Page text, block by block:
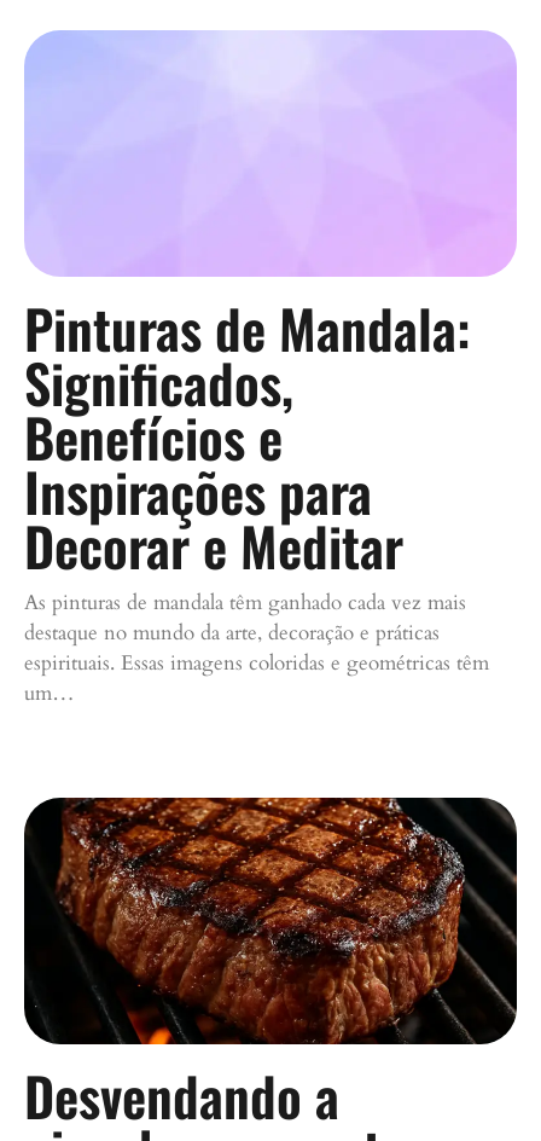
Pinturas de Mandala:
Significados,
Benefícios e
Inspirações para
Decorar e Meditar
As pinturas de mandala têm ganhado cada vez mais
destaque no mundo da arte, decoração e práticas
espirituais. Essas imagens coloridas e geométricas têm
um…
Desvendando a